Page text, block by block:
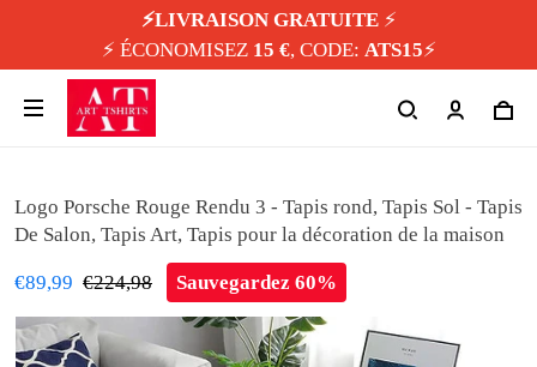
⚡️LIVRAISON GRATUITE⚡️
⚡️ ÉCONOMISEZ 15 €, CODE: ATS15⚡️
Logo Porsche Rouge Rendu 3 - Tapis rond, Tapis Sol - Tapis
De Salon, Tapis Art, Tapis pour la décoration de la maison
€89,99 €224,98 Sauvegardez 60%